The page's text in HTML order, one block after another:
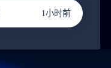
3小时前